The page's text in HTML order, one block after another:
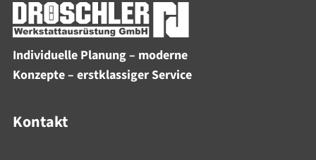
Individuelle Planung – moderne
Konzepte – erstklassiger Service
Kontakt